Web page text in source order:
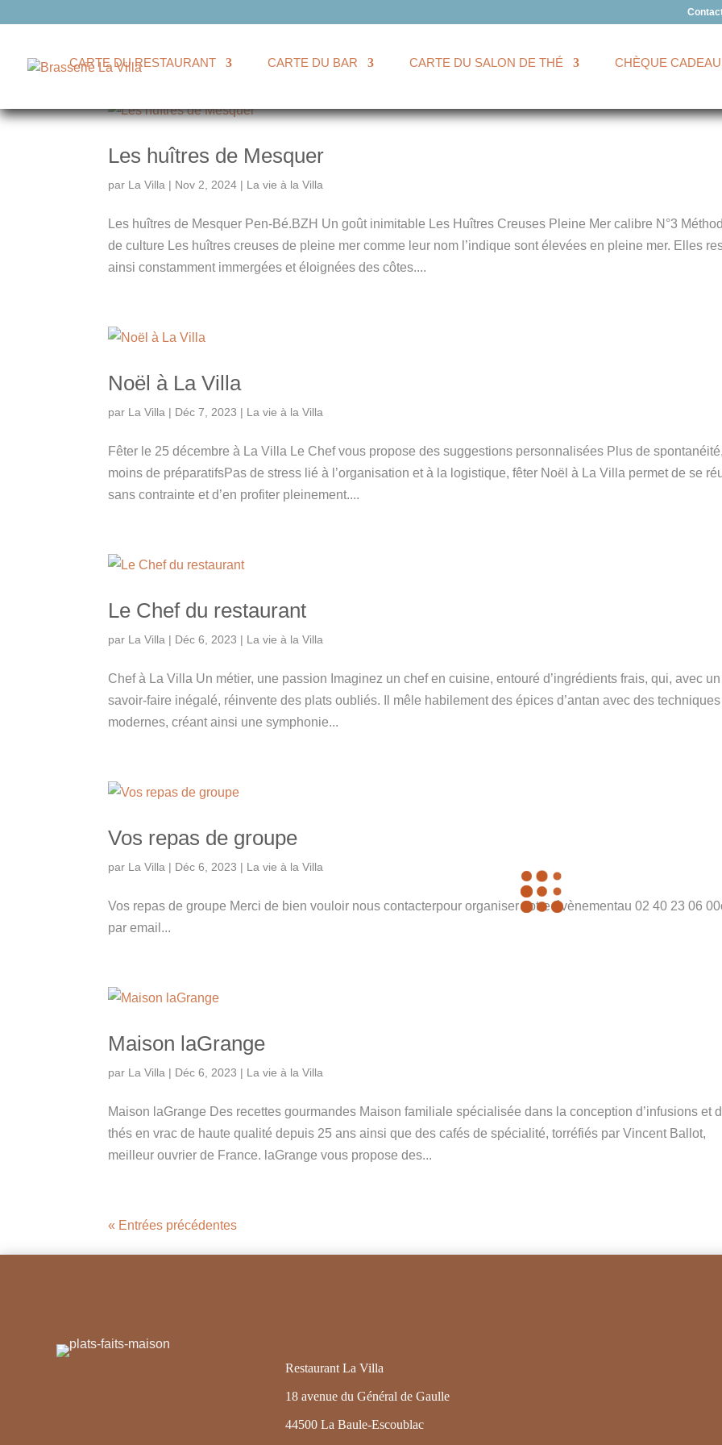
CARTE DU RESTAURANT CARTE DU BAR CARTE DU SALON DE THÉ CHÈQUE CADEAU
Les huîtres de Mesquer
par La Villa | Nov 2, 2024 | La vie à la Villa
Les huîtres de Mesquer Pen-Bé.BZH Un goût inimitable Les Huîtres Creuses Pleine Mer calibre N°3
de culture Les huîtres creuses de pleine mer comme leur nom l’indique sont élevées en pleine mer. Elles
ainsi constamment immergées et éloignées des côtes....
Noël à La Villa
par La Villa | Déc 7, 2023 | La vie à la Villa
Fêter le 25 décembre à La Villa Le Chef vous propose des suggestions personnalisées Plus de
moins de préparatifsPas de stress lié à l’organisation et à la logistique, fêter Noël à La Villa permet de se
sans contrainte et d’en profiter pleinement....
Le Chef du restaurant
par La Villa | Déc 6, 2023 | La vie à la Villa
Chef à La Villa Un métier, une passion Imaginez un chef en cuisine, entouré d’ingrédients frais, qui, avec un
savoir-faire inégalé, réinvente des plats oubliés. Il mêle habilement des épices d’antan avec des techniques
modernes, créant ainsi une symphonie...
Vos repas de groupe
par La Villa | Déc 6, 2023 | La vie à la Villa
Vos repas de groupe Merci de bien vouloir nous contacterpour organiser votre évènementau 02 40 23 06
par email...
Maison laGrange
par La Villa | Déc 6, 2023 | La vie à la Villa
Maison laGrange Des recettes gourmandes Maison familiale spécialisée dans la conception d’infusions et
thés en vrac de haute qualité depuis 25 ans ainsi que des cafés de spécialité, torréfiés par Vincent Ballot,
meilleur ouvrier de France. laGrange vous propose des...
« Entrées précédentes
Restaurant La Villa
18 avenue du Général de Gaulle
44500 La Baule-Escoublac